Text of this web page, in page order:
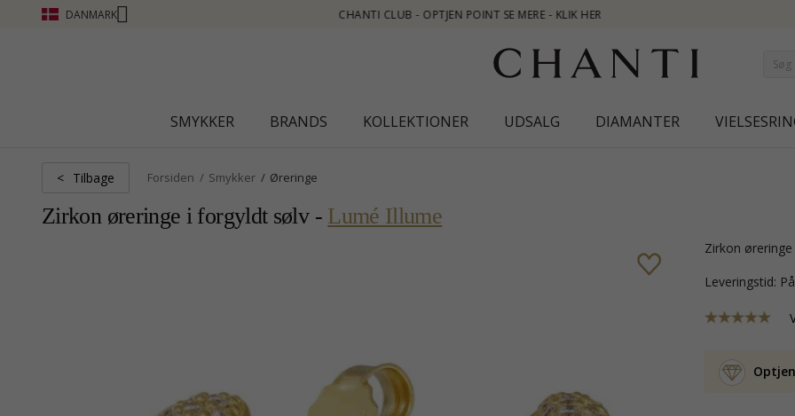
DANMARK
POINT SE MERE - KLIK HER
SMYKKER BRANDS KOLLEKTIONER UDSALG DIAMANTER
< Tilbage Forsiden Smykker Øreringe
Zirkon øreringe i forgyldt sølv - Lumé Illume
zirkon
Leveringstid: